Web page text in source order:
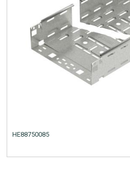
HE88750085